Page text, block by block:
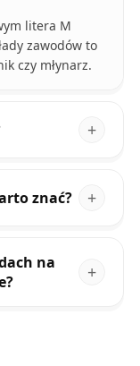
litera M
zawodów to
czy młynarz.
znać?
na